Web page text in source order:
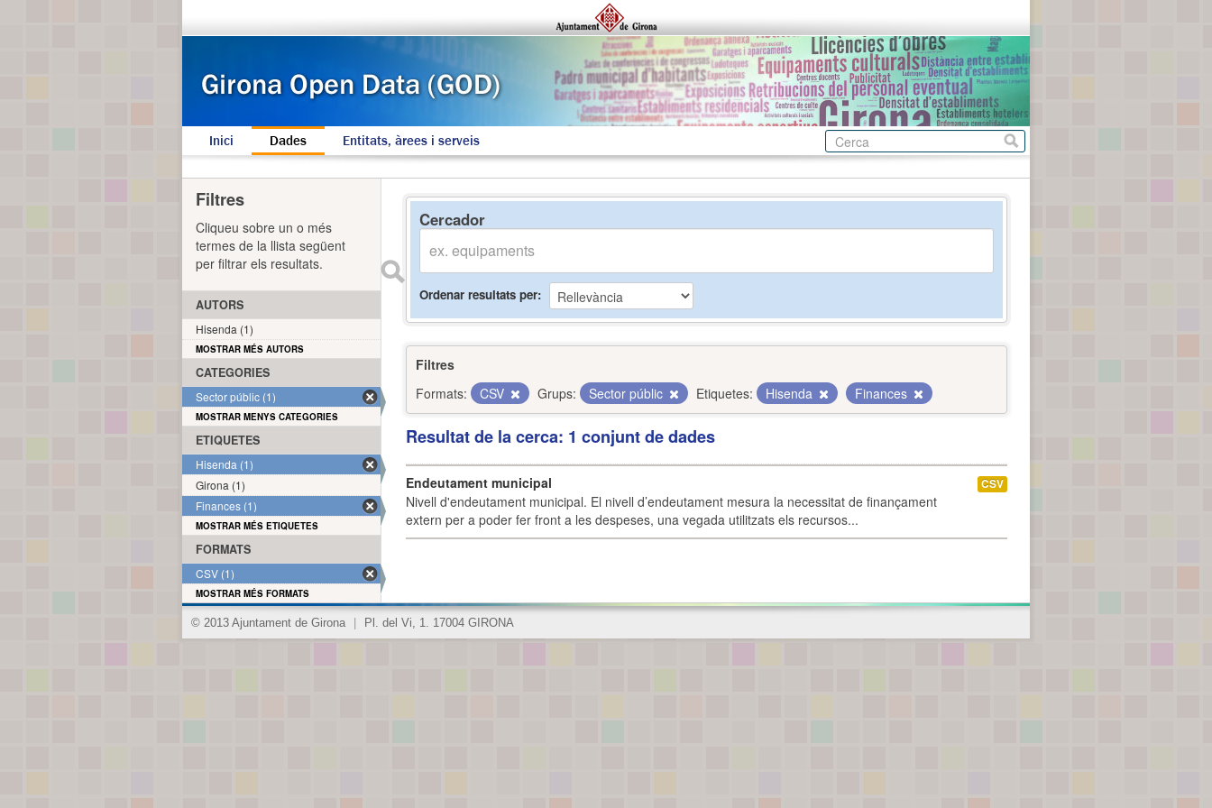
Inici Dades Entitats, àrees i serveis
Cercador
Ordenar resultats per
Filtres
Formats:
CSV Grups: Sector públic Etiquetes: Hisenda Finances
Resultat de la cerca: 1 conjunt de dades
Endeutament municipal
Nivell d'endeutament municipal. El nivell d’endeutament mesura la necessitat de finançament
extern per a poder fer front a les despeses, una vegada utilitzats els recursos...
CSV
Filtres
Cliqueu sobre un o més
termes de la llista següent
per filtrar els resultats.
AUTORS
Hisenda (1)
MOSTRAR MÉS AUTORS
CATEGORIES
Sector públic (1)
MOSTRAR MENYS CATEGORIES
ETIQUETES
Hisenda (1)
Girona (1)
Finances (1)
MOSTRAR MÉS ETIQUETES
FORMATS
CSV (1)
MOSTRAR MÉS FORMATS
© 2013 Ajuntament de Girona Pl. del Vi, 1. 17004 GIRONA